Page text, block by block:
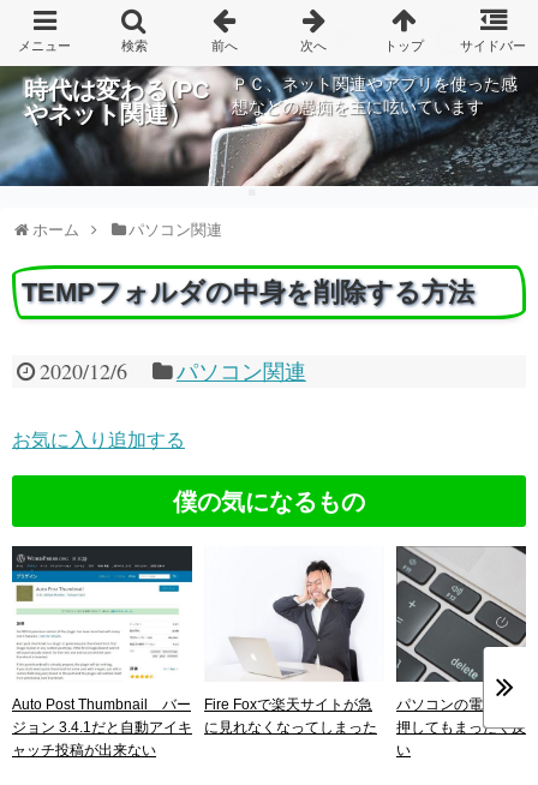
時代は変わる(PC
やネット関連）
ＰＣ、ネット関連やアプリを使った感
想などの愚痴を主に呟いています
ホーム パソコン関連
TEMPフォルダの中身を削除する方法
2020/12/6 パソコン関連
お気に入り追加する
僕の気になるもの
Auto Post Thumbnail バー
ジョン 3.4.1だと自動アイキ
ャッチ投稿が出来ない
Fire Foxで楽天サイトが急
に見れなくなってしまった
パソコンの電源スイ
押してもまったく反
い